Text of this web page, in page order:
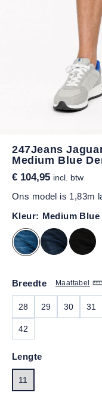
247Jeans
Medium Blue
€ 104,95 incl. btw
Ons model is 1,83m
Kleur: Medium
Maattabel
Breedte
28 29 30 31
42
Lengte
11